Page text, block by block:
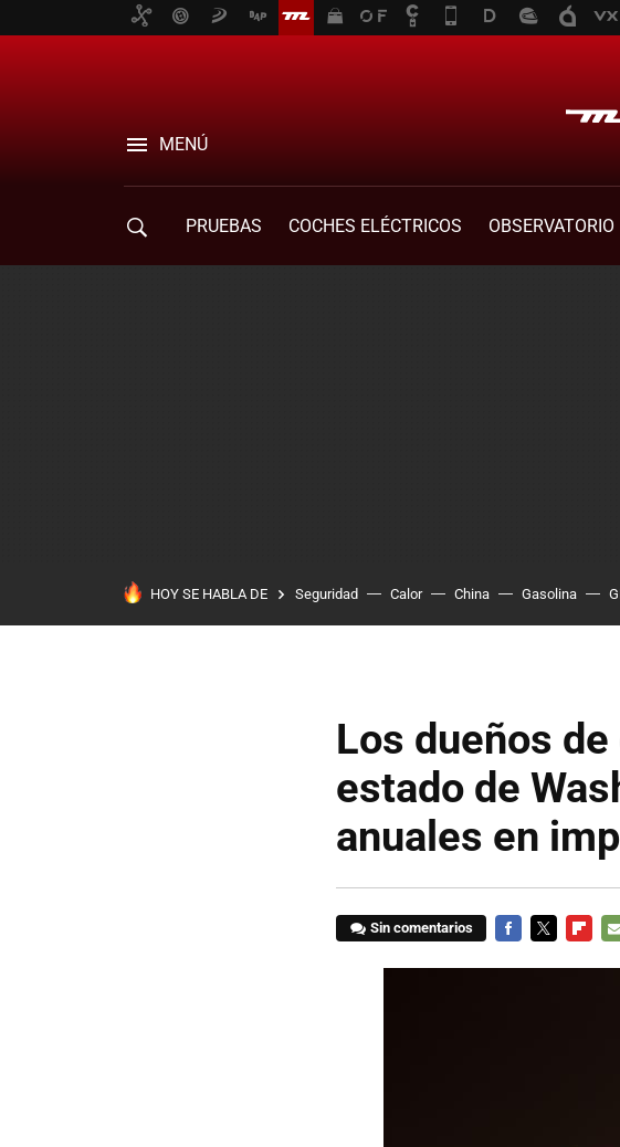
MENÚ
PRUEBAS COCHES ELÉCTRICOS OBSERVATORIO
HOY SE HABLA DE Seguridad Calor China Gasolina
Los dueños
estado de
anuales en
Sin comentarios